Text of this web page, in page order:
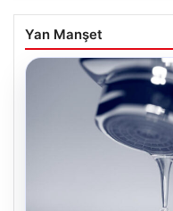
Yan Manşet